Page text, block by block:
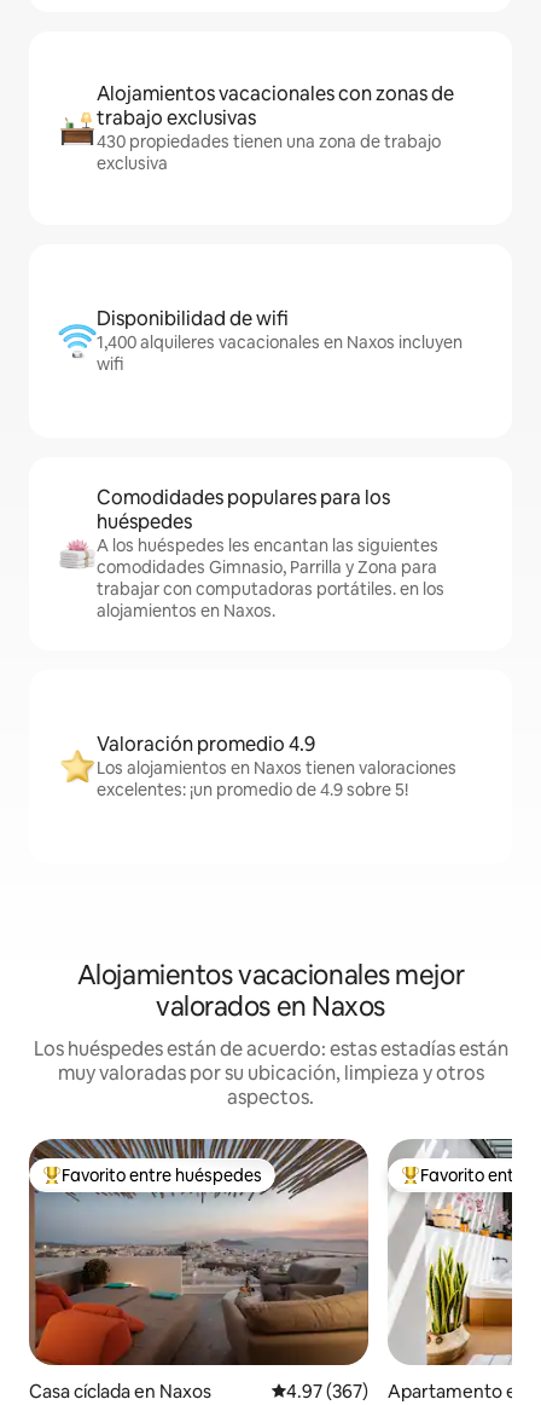
Alojamientos vacacionales con zonas de
trabajo exclusivas
430 propiedades tienen una zona de trabajo
exclusiva
Disponibilidad de wifi
1,400 alquileres vacacionales en Naxos incluyen
wifi
Comodidades populares para los
huéspedes
A los huéspedes les encantan las siguientes
comodidades Gimnasio, Parrilla y Zona para
trabajar con computadoras portátiles. en los
alojamientos en Naxos.
Valoración promedio 4.9
Los alojamientos en Naxos tienen valoraciones
excelentes: ¡un promedio de 4.9 sobre 5!
Alojamientos vacacionales mejor
valorados en Naxos
Los huéspedes están de acuerdo: estas estadías están
muy valoradas por su ubicación, limpieza y otros
aspectos.
Favorito entre huéspedes preferido
Favorito entre huéspedes
Casa cíclada en Naxos Calificación promedio: 4.97 de
4.97 (367)
Favorito entre
Favorito entre
Apartamento en